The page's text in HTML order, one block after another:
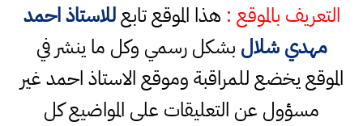
التعريف بالموقع : هذا الموقع تابعللاستاذ احمد
مهدي شلال بشكل رسمي وكل ما ينشر في
الموقع يخضع للمراقبة وموقع الاستاذ احمد غير
مسؤول عن التعليقات على المواضيع كل